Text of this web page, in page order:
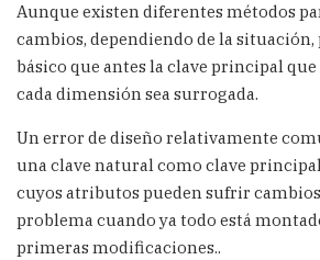
Aunque existen diferentes métodos
cambios, dependiendo de la situación,
básico que antes la clave principal que
cada dimensión sea surrogada.
Un error de diseño relativamente
una clave natural como clave
cuyos atributos pueden sufrir
problema cuando ya todo está
primeras modificaciones..